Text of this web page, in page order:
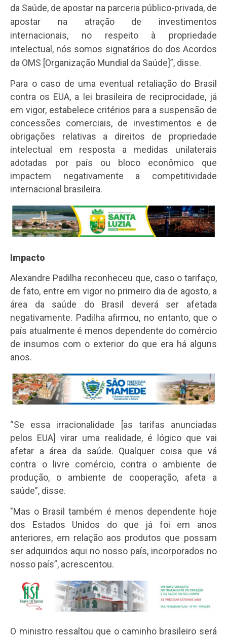
da Saúde, de apostar na parceria público-privada, de
apostar na atração de investimentos
internacionais, no respeito à propriedade
intelectual, nós somos signatários do dos Acordos
da OMS [Organização Mundial da Saúde]”, disse.
Para o caso de uma eventual retaliação do Brasil
contra os EUA, a lei brasileira de reciprocidade, já
em vigor, estabelece critérios para a suspensão de
concessões comerciais, de investimentos e de
obrigações relativas a direitos de propriedade
intelectual em resposta a medidas unilaterais
adotadas por país ou bloco econômico que
impactem negativamente a competitividade
internacional brasileira.
Impacto
Alexandre Padilha reconheceu que, caso o tarifaço,
de fato, entre em vigor no primeiro dia de agosto, a
área da saúde do Brasil deverá ser afetada
negativamente. Padilha afirmou, no entanto, que o
país atualmente é menos dependente do comércio
de insumos com o exterior do que era há alguns
anos.
“Se essa irracionalidade [as tarifas anunciadas
pelos EUA] virar uma realidade, é lógico que vai
afetar a área da saúde. Qualquer coisa que vá
contra o livre comércio, contra o ambiente de
produção, o ambiente de cooperação, afeta a
saúde”, disse.
"Mas o Brasil também é menos dependente hoje
dos Estados Unidos do que já foi em anos
anteriores, em relação aos produtos que possam
ser adquiridos aqui no nosso país, incorporados no
nosso país”, acrescentou.
O ministro ressaltou que o caminho brasileiro será